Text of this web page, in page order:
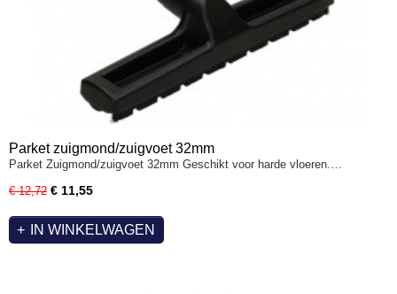
Parket zuigmond/zuigvoet 32mm
Parket Zuigmond/zuigvoet 32mm Geschikt voor harde vloeren.…
€ 12,72 € 11,55
IN WINKELWAGEN